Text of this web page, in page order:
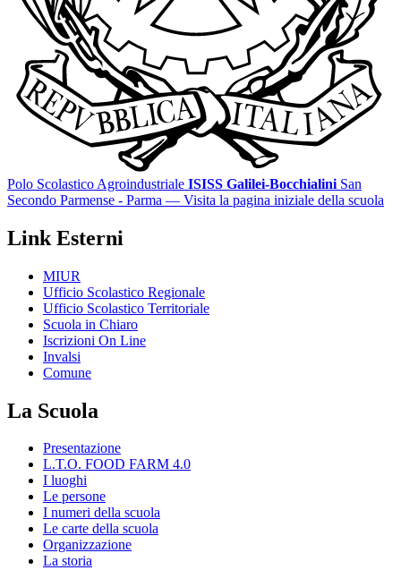
Polo Scolastico Agroindustriale ISISS Galilei-Bocchialini San
Secondo Parmense - Parma — Visita la pagina iniziale della scuola
Link Esterni
MIUR
Ufficio Scolastico Regionale
Ufficio Scolastico Territoriale
Scuola in Chiaro
Iscrizioni On Line
Invalsi
Comune
La Scuola
Presentazione
L.T.O. FOOD FARM 4.0
I luoghi
Le persone
I numeri della scuola
Le carte della scuola
Organizzazione
La storia